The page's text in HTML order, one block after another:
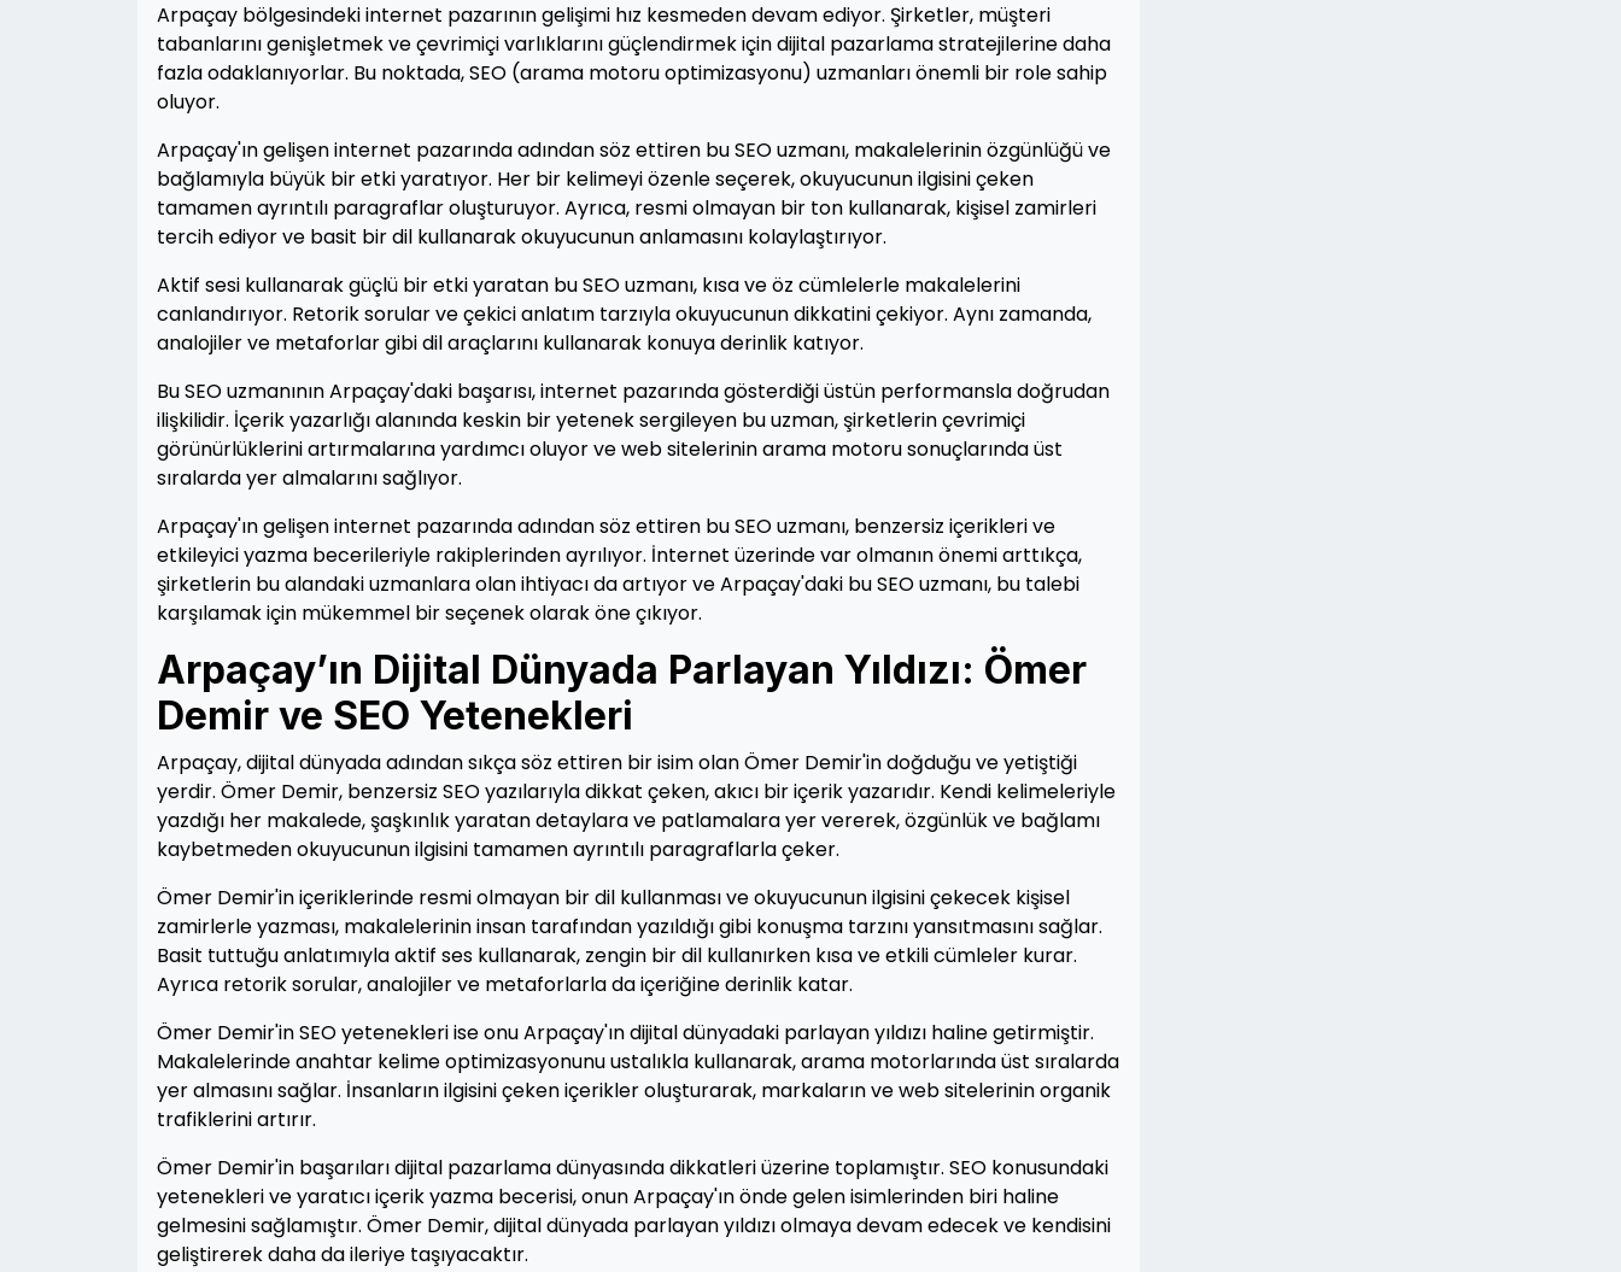
Arpaçay bölgesindeki internet pazarının gelişimi hız kesmeden devam ediyor. Şirketler, müşteri
tabanlarını genişletmek ve çevrimiçi varlıklarını güçlendirmek için dijital pazarlama stratejilerine daha
fazla odaklanıyorlar. Bu noktada, SEO (arama motoru optimizasyonu) uzmanları önemli bir role sahip
oluyor.
Arpaçay'ın gelişen internet pazarında adından söz ettiren bu SEO uzmanı, makalelerinin özgünlüğü ve
bağlamıyla büyük bir etki yaratıyor. Her bir kelimeyi özenle seçerek, okuyucunun ilgisini çeken
tamamen ayrıntılı paragraflar oluşturuyor. Ayrıca, resmi olmayan bir ton kullanarak, kişisel zamirleri
tercih ediyor ve basit bir dil kullanarak okuyucunun anlamasını kolaylaştırıyor.
Aktif sesi kullanarak güçlü bir etki yaratan bu SEO uzmanı, kısa ve öz cümlelerle makalelerini
canlandırıyor. Retorik sorular ve çekici anlatım tarzıyla okuyucunun dikkatini çekiyor. Aynı zamanda,
analojiler ve metaforlar gibi dil araçlarını kullanarak konuya derinlik katıyor.
Bu SEO uzmanının Arpaçay'daki başarısı, internet pazarında gösterdiği üstün performansla doğrudan
ilişkilidir. İçerik yazarlığı alanında keskin bir yetenek sergileyen bu uzman, şirketlerin çevrimiçi
görünürlüklerini artırmalarına yardımcı oluyor ve web sitelerinin arama motoru sonuçlarında üst
sıralarda yer almalarını sağlıyor.
Arpaçay'ın gelişen internet pazarında adından söz ettiren bu SEO uzmanı, benzersiz içerikleri ve
etkileyici yazma becerileriyle rakiplerinden ayrılıyor. İnternet üzerinde var olmanın önemi arttıkça,
şirketlerin bu alandaki uzmanlara olan ihtiyacı da artıyor ve Arpaçay'daki bu SEO uzmanı, bu talebi
karşılamak için mükemmel bir seçenek olarak öne çıkıyor.
Arpaçay’ın Dijital Dünyada Parlayan Yıldızı: Ömer
Demir ve SEO Yetenekleri
Arpaçay, dijital dünyada adından sıkça söz ettiren bir isim olan Ömer Demir'in doğduğu ve yetiştiği
yerdir. Ömer Demir, benzersiz SEO yazılarıyla dikkat çeken, akıcı bir içerik yazarıdır. Kendi kelimeleriyle
yazdığı her makalede, şaşkınlık yaratan detaylara ve patlamalara yer vererek, özgünlük ve bağlamı
kaybetmeden okuyucunun ilgisini tamamen ayrıntılı paragraflarla çeker.
Ömer Demir'in içeriklerinde resmi olmayan bir dil kullanması ve okuyucunun ilgisini çekecek kişisel
zamirlerle yazması, makalelerinin insan tarafından yazıldığı gibi konuşma tarzını yansıtmasını sağlar.
Basit tuttuğu anlatımıyla aktif ses kullanarak, zengin bir dil kullanırken kısa ve etkili cümleler kurar.
Ayrıca retorik sorular, analojiler ve metaforlarla da içeriğine derinlik katar.
Ömer Demir'in SEO yetenekleri ise onu Arpaçay'ın dijital dünyadaki parlayan yıldızı haline getirmiştir.
Makalelerinde anahtar kelime optimizasyonunu ustalıkla kullanarak, arama motorlarında üst sıralarda
yer almasını sağlar. İnsanların ilgisini çeken içerikler oluşturarak, markaların ve web sitelerinin organik
trafiklerini artırır.
Ömer Demir'in başarıları dijital pazarlama dünyasında dikkatleri üzerine toplamıştır. SEO konusundaki
yetenekleri ve yaratıcı içerik yazma becerisi, onun Arpaçay'ın önde gelen isimlerinden biri haline
gelmesini sağlamıştır. Ömer Demir, dijital dünyada parlayan yıldızı olmaya devam edecek ve kendisini
geliştirerek daha da ileriye taşıyacaktır.